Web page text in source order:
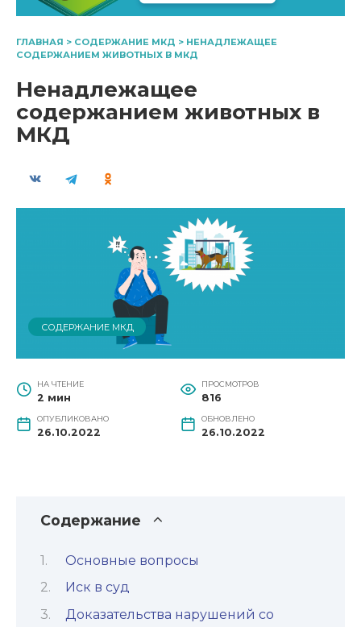
ГЛАВНАЯ > СОДЕРЖАНИЕ МКД > НЕНАДЛЕЖАЩЕЕ
СОДЕРЖАНИЕМ ЖИВОТНЫХ В МКД
Ненадлежащее
содержанием животных в
МКД
СОДЕРЖАНИЕ МКД
НА ЧТЕНИЕ
2 мин
ПРОСМОТРОВ
816
ОПУБЛИКОВАНО
26.10.2022
ОБНОВЛЕНО
26.10.2022
Содержание
Основные вопросы
Иск в суд
Доказательства нарушений со